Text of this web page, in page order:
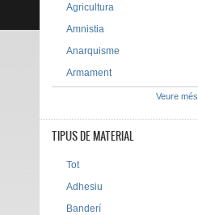
Agricultura
Amnistia
Anarquisme
Armament
Veure més
TIPUS DE MATERIAL
Tot
Adhesiu
Banderí